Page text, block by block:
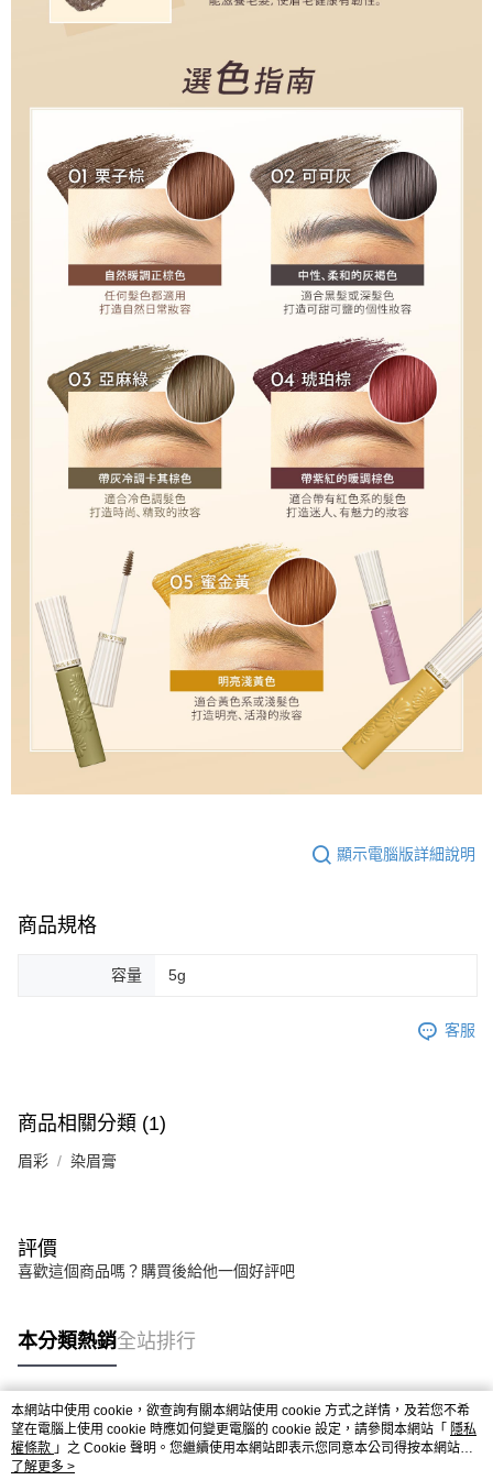
顯示電腦版詳細說明
商品規格
容量 5g
客服
商品相關分類 (1)
眉彩 染眉膏
評價
喜歡這個商品嗎？購買後給他一個好評吧
本分類熱銷全站排行
熱門標籤
本網站中使用 cookie，欲查詢有關本網站使用 cookie 方式之詳情，及若您不希
望在電腦上使用 cookie 時應如何變更電腦的 cookie 設定，請參閱本網站「 隱私
權條款 」之 Cookie 聲明。您繼續使用本網站即表示您同意本公司得按本網站使
用條款之 Cookie 聲明使用 cookie。
了解更多 >